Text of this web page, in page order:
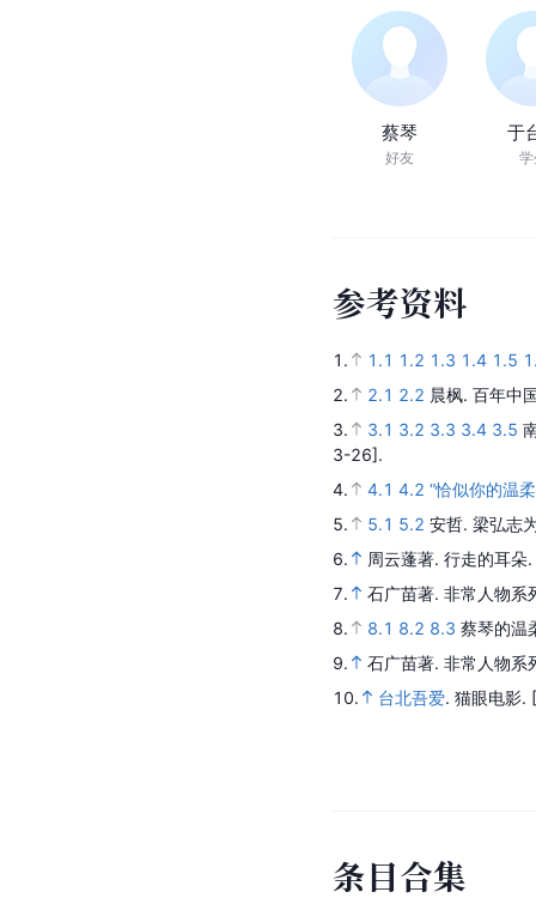
蔡琴
好友
于
参考资料
1. 1.1 1.2 1.3 1.4 1.5
2.
2.1 2.2 晨枫. 百年中
3.
3.1 3.2 3.3 3.4 3.5
3-26].
4.
4.1 4.2 “恰似你的温
5.
5.1 5.2 安哲. 梁弘志
6.
周云蓬著. 行走的耳朵.
7.
石广苗著. 非常人物系
8.
8.1 8.2 8.3 蔡琴的温
9.
石广苗著. 非常人物系
10.
台北吾爱. 猫眼电影.
条目合集